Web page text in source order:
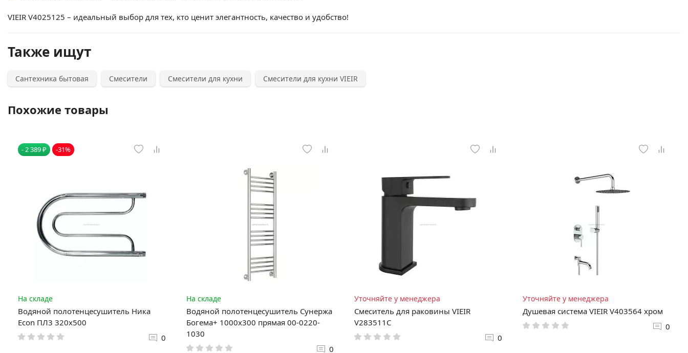
VIEIR V4025125 – идеальный выбор для тех, кто ценит элегантность, качество и удобство!
Также ищут
Сантехника бытовая Смесители Смесители для кухни Смесители для кухни VIEIR
Похожие товары
- 2 389 ₽ -31%
На складе
Водяной полотенцесушитель Ника
Econ ПЛ3 320x500
0
На складе
Водяной полотенцесушитель Сунержа
Богема+ 1000x300 прямая 00-0220-
1030
0
Уточняйте у менеджера
Смеситель для раковины VIEIR
V283511C
0
Уточняйте у менеджера
Душевая система VIEIR V403564 хром
0